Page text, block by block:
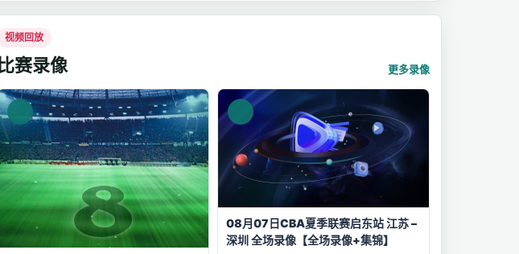
视频回放
比赛录像 更多录像
08月07日CBA夏季联赛启东站 江苏 –
深圳 全场录像【全场录像+集锦】